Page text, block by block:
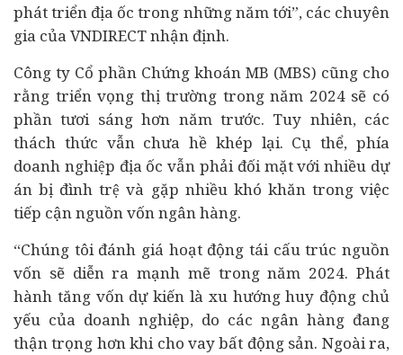
phát triển địa ốc trong những năm tới”, các chuyên
gia của VNDIRECT nhận định.
Công ty Cổ phần Chứng khoán MB (MBS) cũng cho
rằng triển vọng thị trường trong năm 2024 sẽ có
phần tươi sáng hơn năm trước. Tuy nhiên, các
thách thức vẫn chưa hề khép lại. Cụ thể, phía
doanh nghiệp địa ốc vẫn phải đối mặt với nhiều dự
án bị đình trệ và gặp nhiều khó khăn trong việc
tiếp cận nguồn vốn ngân hàng.
“Chúng tôi đánh giá hoạt động tái cấu trúc nguồn
vốn sẽ diễn ra mạnh mẽ trong năm 2024. Phát
hành tăng vốn dự kiến là xu hướng huy động chủ
yếu của doanh nghiệp, do các ngân hàng đang
thận trọng hơn khi cho vay bất động sản. Ngoài ra,